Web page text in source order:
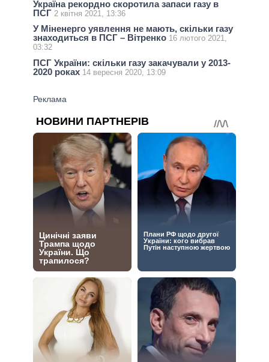
Україна рекордно скоротила запаси газу в
ПСГ 2 квітня 2021, 13:36
У Міненерго уявлення не мають, скільки газу
знаходиться в ПСГ – Вітренко 16 лютого 2021,
03:32
ПСГ України: скільки газу закачували у 2013-
2020 роках 14 вересня 2020, 13:09